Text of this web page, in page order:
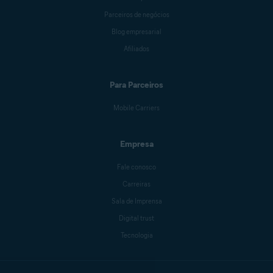
Parceiros de negócios
Blog empresarial
Afiliados
Para Parceiros
Mobile Carriers
Empresa
Fale conosco
Carreiras
Sala de Imprensa
Digital trust
Tecnologia